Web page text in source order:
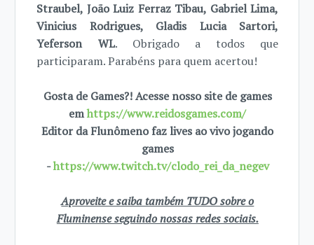
Straubel, João Luiz Ferraz Tibau, Gabriel Lima,
Vinicius Rodrigues, Gladis Lucia Sartori,
Yeferson WL. Obrigado a todos que
participaram. Parabéns para quem acertou!
Gosta de Games?! Acesse nosso site de games
emhttps://www.reidosgames.com/
Editor da Flunômeno faz lives ao vivo jogando
games
-https://www.twitch.tv/clodo_rei_da_negev
Aproveite e saiba também TUDO sobre o
Fluminense seguindo nossas redes sociais.